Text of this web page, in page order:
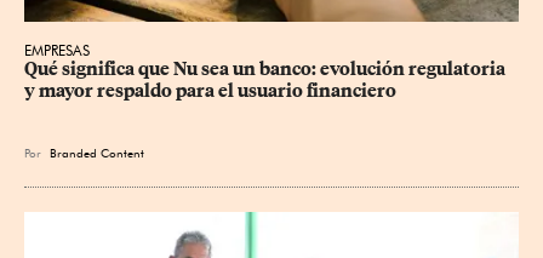
EMPRESAS
Qué significa que Nu sea un banco: evolución regulatoria
y mayor respaldo para el usuario financiero
Por Branded Content